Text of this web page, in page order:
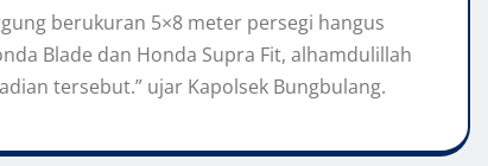
motor jenis Honda Blade dan Honda